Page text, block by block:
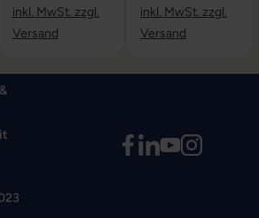
inkl. MwSt. zzgl.
Versand
inkl. MwSt. zzgl.
Versand